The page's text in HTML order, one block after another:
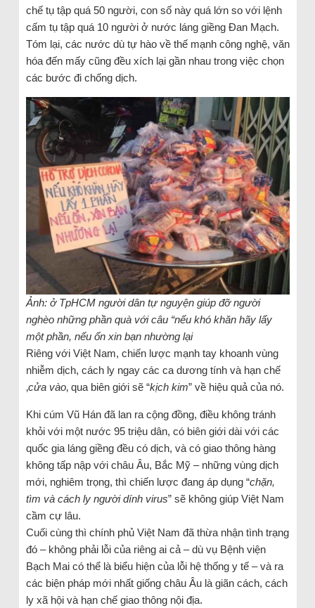
chế tụ tập quá 50 người, con số này quá lớn so với lệnh
cấm tụ tập quá 10 người ở nước láng giềng Đan Mạch.
Tóm lại, các nước dù tự hào về thế mạnh công nghệ, văn
hóa đến mấy cũng đều xích lại gần nhau trong việc chọn
các bước đi chống dịch.
Ảnh: ở TpHCM người dân tự nguyện giúp đỡ người
nghèo những phần quà với câu “nếu khó khăn hãy lấy
một phần, nếu ổn xin bạn nhường lại
Riêng với Việt Nam, chiến lược mạnh tay khoanh vùng
nhiễm dịch, cách ly ngay các ca dương tính và hạn chế
‚cửa vào‚ qua biên giới sẽ “kịch kim” về hiệu quả của nó.
Khi cúm Vũ Hán đã lan ra cộng đồng, điều không tránh
khỏi với một nước 95 triệu dân, có biên giới dài với các
quốc gia láng giềng đều có dịch, và có giao thông hàng
không tấp nập với châu Âu, Bắc Mỹ – những vùng dịch
mới, nghiêm trọng, thì chiến lược đang áp dụng “chặn,
tìm và cách ly người dính virus” sẽ không giúp Việt Nam
cầm cự lâu.
Cuối cùng thì chính phủ Việt Nam đã thừa nhận tình trạng
đó – không phải lỗi của riêng ai cả – dù vụ Bệnh viện
Bạch Mai có thể là biểu hiện của lỗi hệ thống y tế – và ra
các biện pháp mới nhất giống châu Âu là giãn cách, cách
ly xã hội và hạn chế giao thông nội địa.